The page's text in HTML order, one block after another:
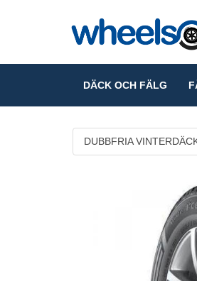
DÄCK OCH FÄLG
DUBBFRIA